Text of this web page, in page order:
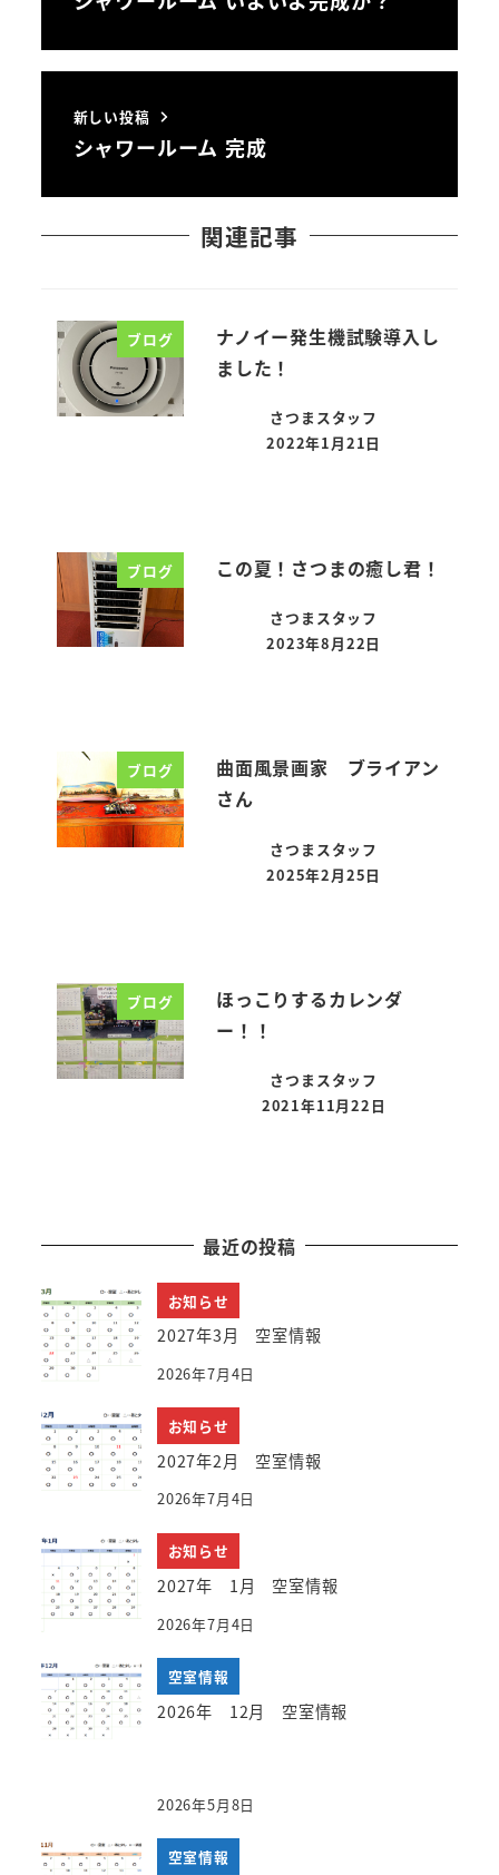
新しい投稿
シャワールーム 完成
関連記事
ブログ
ナノイー発生機試験導入し
ました！
さつまスタッフ
投稿日
2022年1月21日
ブログ この夏！さつまの癒し君！
さつまスタッフ
投稿日
2023年8月22日
ブログ
曲面風景画家 ブライアン
さん
さつまスタッフ
投稿日
2025年2月25日
ブログ
ほっこりするカレンダ
ー！！
さつまスタッフ
投稿日
2021年11月22日
最近の投稿
お知らせ
2027年3月 空室情報
2026年7月4日
お知らせ
2027年2月 空室情報
2026年7月4日
お知らせ
2027年 1月 空室情報
2026年7月4日
空室情報
2026年 12月 空室情報
2026年5月8日
空室情報